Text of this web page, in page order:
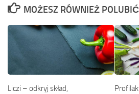
MOŻESZ RÓWNIEŻ
Liczi – odkryj skład,